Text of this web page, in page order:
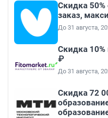
Скидка
заказ,
До 31 августа,
Скидка 10%
₽
До 31 августа,
Скидка 72